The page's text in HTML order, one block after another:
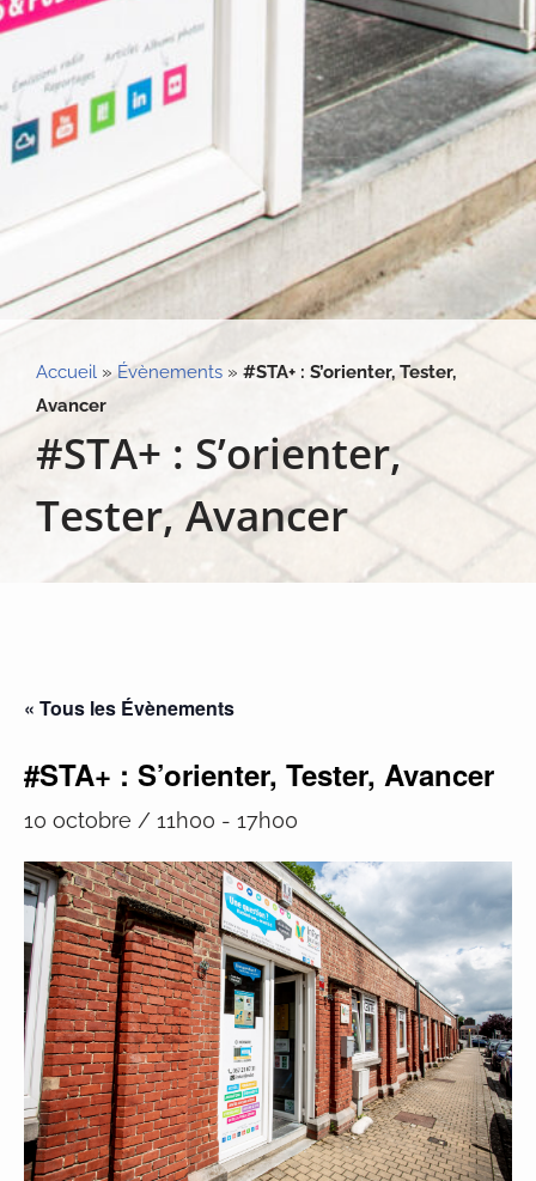
Accueil »Évènements » #STA+ : S’orienter, Tester,
Avancer
#STA+ : S’orienter,
Tester, Avancer
« Tous les Évènements
#STA+ : S’orienter, Tester, Avancer
10 octobre / 11h00 - 17h00